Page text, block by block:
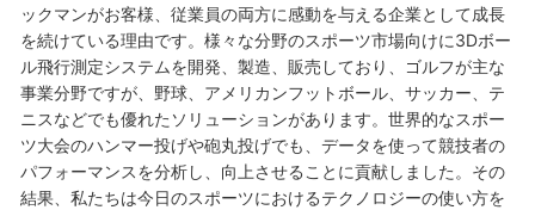
ックマンがお客様、従業員の両方に感動を与える企業として成長
を続けている理由です。様々な分野のスポーツ市場向けに3Dボー
ル飛行測定システムを開発、製造、販売しており、ゴルフが主な
事業分野ですが、野球、アメリカンフットボール、サッカー、テ
ニスなどでも優れたソリューションがあります。世界的なスポー
ツ大会のハンマー投げや砲丸投げでも、データを使って競技者の
パフォーマンスを分析し、向上させることに貢献しました。その
結果、私たちは今日のスポーツにおけるテクノロジーの使い方を